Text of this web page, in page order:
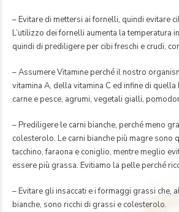
– Evitare di mettersi ai fornelli, quindi evitare
L’utilizzo dei fornelli aumenta la temperatura
quindi di prediligere per cibi freschi e crudi,
– Assumere Vitamine perché il nostro
vitamina A, della vitamina C ed infine di quella
carne e pesce, agrumi, vegetali gialli,
– Prediligere le carni bianche, perché meno
colesterolo. Le carni bianche più magre sono
tacchino, faraona e coniglio, mentre meglio
essere più grassa. Evitiamo la pelle perché
– Evitare gli insaccati e i formaggi grassi che,
bianche, sono ricchi di grassi e colesterolo.